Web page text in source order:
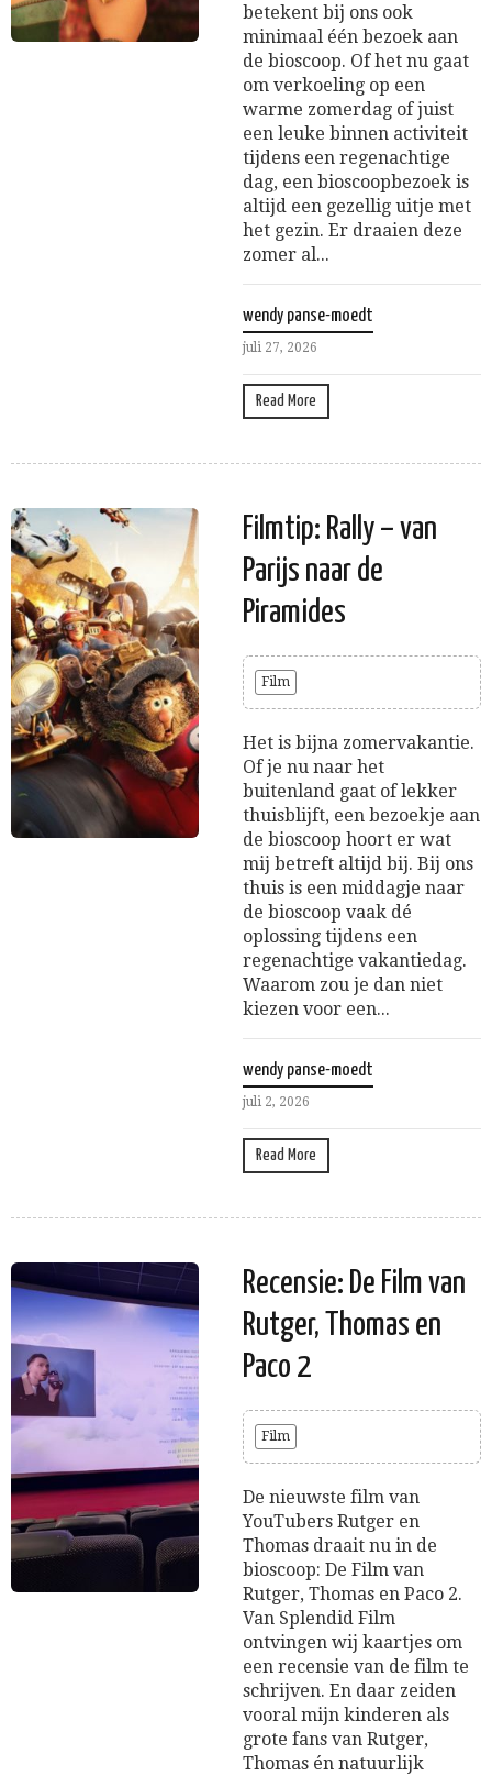
betekent bij ons ook
minimaal één bezoek aan
de bioscoop. Of het nu gaat
om verkoeling op een
warme zomerdag of juist
een leuke binnen activiteit
tijdens een regenachtige
dag, een bioscoopbezoek is
altijd een gezellig uitje met
het gezin. Er draaien deze
zomer al...
wendy panse-moedt
juli 27, 2026
Read More
Filmtip: Rally – van
Parijs naar de
Piramides
Film
Het is bijna zomervakantie.
Of je nu naar het
buitenland gaat of lekker
thuisblijft, een bezoekje aan
de bioscoop hoort er wat
mij betreft altijd bij. Bij ons
thuis is een middagje naar
de bioscoop vaak dé
oplossing tijdens een
regenachtige vakantiedag.
Waarom zou je dan niet
kiezen voor een...
wendy panse-moedt
juli 2, 2026
Read More
Recensie: De Film van
Rutger, Thomas en
Paco 2
Film
De nieuwste film van
YouTubers Rutger en
Thomas draait nu in de
bioscoop: De Film van
Rutger, Thomas en Paco 2.
Van Splendid Film
ontvingen wij kaartjes om
een recensie van de film te
schrijven. En daar zeiden
vooral mijn kinderen als
grote fans van Rutger,
Thomas én natuurlijk